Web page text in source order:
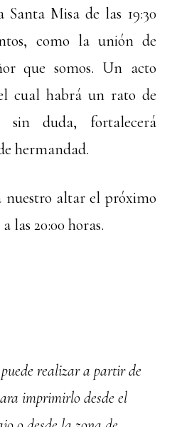
Misa de las 19:30
como la unión de
que somos. Un acto
cual habrá un rato de
sin duda, fortalecerá
hermandad.
nuestro altar el próximo
las 20:00 horas.
realizar a partir de
imprimirlo desde el